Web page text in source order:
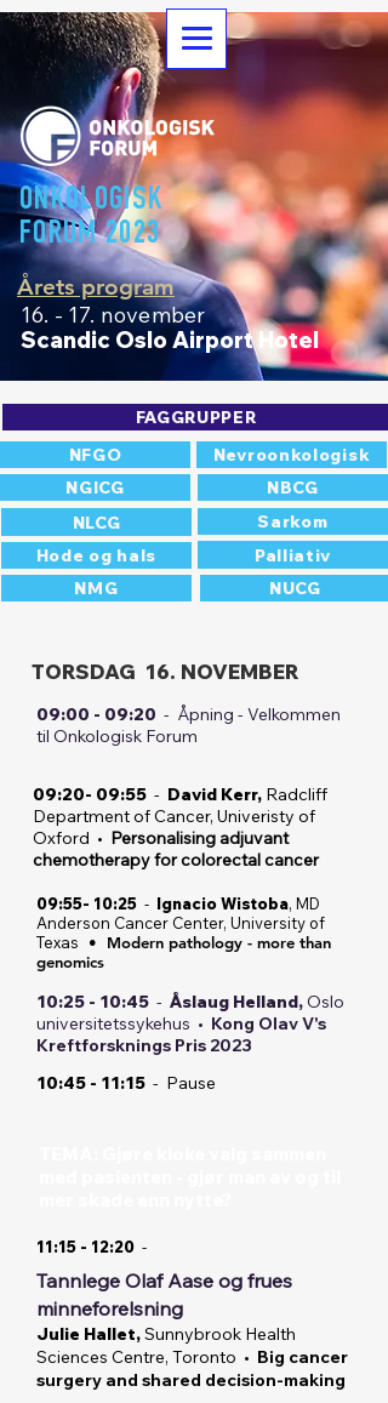
– Møteplassen for
ONKOLOGISK
FORUM 2023
16. - 17. november
Scandic Oslo Airport Hotel
Årets program
FAGGRUPPER
NFGO
Nevroonkologisk
NGICG
NBCG
NLCG
Hode og hals
NMG
Sarkom
Palliativ
NUCG
TORSDAG 16. NOVEMBER
09:00 - 09:20 - Åpning - Velkommen
til Onkologisk Forum
09:20- 09:55 - David Kerr, Radcliff
Department of Cancer, Univeristy of
Oxford • Personalising adjuvant
chemotherapy for colorectal cancer
09:55- 10:25 - Ignacio Wistoba, MD
Anderson Cancer Center, University of
Texas • Modern pathology - more than
genomics
10:25 - 10:45 - Åslaug Helland,Oslo
universitetssykehus • Kong Olav V's
Kreftforsknings Pris 2023
10:45 - 11:15 - Pause
11:15 - 12:20 -
Tannlege Olaf Aase og frues
minneforelsning
Julie Hallet,Sunnybrook Health
Sciences Centre, Toronto • Big cancer
surgery and shared decision-making